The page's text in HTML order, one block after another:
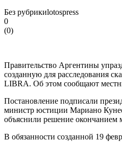
Без рубрикиlotospress
0
(0)
Правительство Аргентины
созданную для расследования
LIBRA. Об этом сообщают
Постановление подписали
министр юстиции Мариано
объяснили решение окончанием
В обязанности созданной 19